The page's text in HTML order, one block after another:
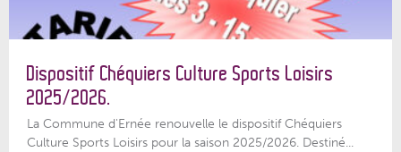
Dispositif Chéquiers Culture Sports Loisirs
2025/2026.
La Commune d'Ernée renouvelle le dispositif Chéquiers
Culture Sports Loisirs pour la saison 2025/2026. Destiné...